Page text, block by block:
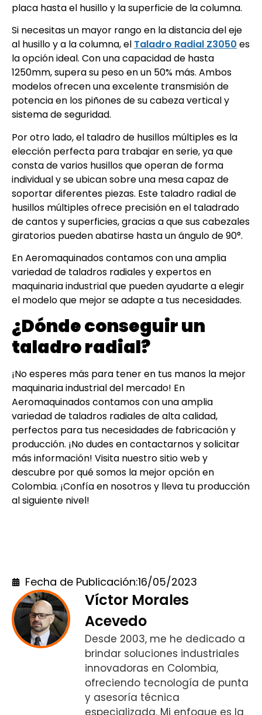
placa hasta el husillo y la superficie de la columna.
Si necesitas un mayor rango en la distancia del eje
al husillo y a la columna, el Taladro Radial Z3050 es
la opción ideal. Con una capacidad de hasta
1250mm, supera su peso en un 50% más. Ambos
modelos ofrecen una excelente transmisión de
potencia en los piñones de su cabeza vertical y
sistema de seguridad.
Por otro lado, el taladro de husillos múltiples es la
elección perfecta para trabajar en serie, ya que
consta de varios husillos que operan de forma
individual y se ubican sobre una mesa capaz de
soportar diferentes piezas. Este taladro radial de
husillos múltiples ofrece precisión en el taladrado
de cantos y superficies, gracias a que sus cabezales
giratorios pueden abatirse hasta un ángulo de 90°.
En Aeromaquinados contamos con una amplia
variedad de taladros radiales y expertos en
maquinaria industrial que pueden ayudarte a elegir
el modelo que mejor se adapte a tus necesidades.
¿Dónde conseguir un
taladro radial?
¡No esperes más para tener en tus manos la mejor
maquinaria industrial del mercado! En
Aeromaquinados contamos con una amplia
variedad de taladros radiales de alta calidad,
perfectos para tus necesidades de fabricación y
producción. ¡No dudes en contactarnos y solicitar
más información! Visita nuestro sitio web y
descubre por qué somos la mejor opción en
Colombia. ¡Confía en nosotros y lleva tu producción
al siguiente nivel!
Fecha de Publicación:16/05/2023
Víctor Morales
Acevedo
Desde 2003, me he dedicado a
brindar soluciones industriales
innovadoras en Colombia,
ofreciendo tecnología de punta
y asesoría técnica
especializada. Mi enfoque es la